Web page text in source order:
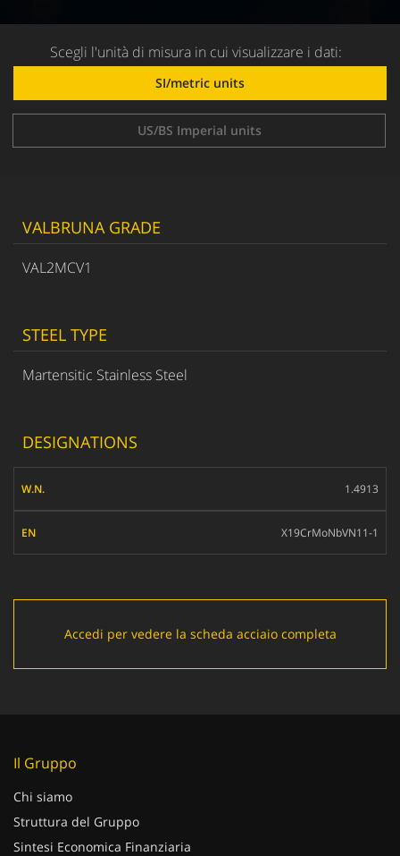
Scegli l'unità di misura in cui visualizzare i dati:
SI/metric units
US/BS Imperial units
VALBRUNA GRADE
VAL2MCV1
STEEL TYPE
Martensitic Stainless Steel
DESIGNATIONS
1.4913
X19CrMoNbVN11-1
Accedi per vedere la scheda acciaio completa
Il Gruppo
Chi siamo
Struttura del Gruppo
Sintesi Economica Finanziaria